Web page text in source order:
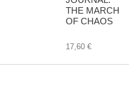
THE MARCH
OF CHAOS
17,60 €